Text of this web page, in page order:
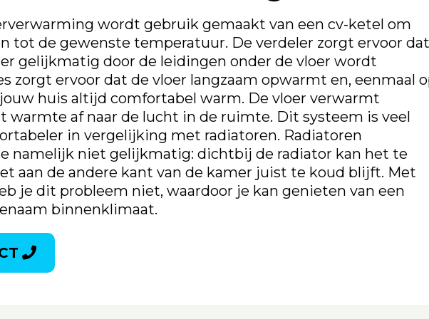
wordt gebruik gemaakt van een cv-ketel om
tot de gewenste temperatuur. De verdeler zorgt ervoor dat
gelijkmatig door de leidingen onder de vloer wordt
zorgt ervoor dat de vloer langzaam opwarmt en, eenmaal
huis altijd comfortabel warm. De vloer verwarmt
warmte af naar de lucht in de ruimte. Dit systeem is veel
in vergelijking met radiatoren. Radiatoren
namelijk niet gelijkmatig: dichtbij de radiator kan het te
aan de andere kant van de kamer juist te koud blijft. Met
je dit probleem niet, waardoor je kan genieten van een
binnenklimaat.